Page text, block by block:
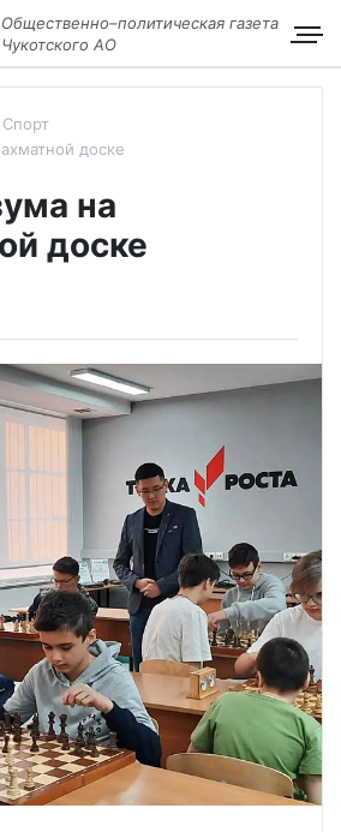
Общественно–политическая газета
Чукотского АО
Спорт
доске
на
доске